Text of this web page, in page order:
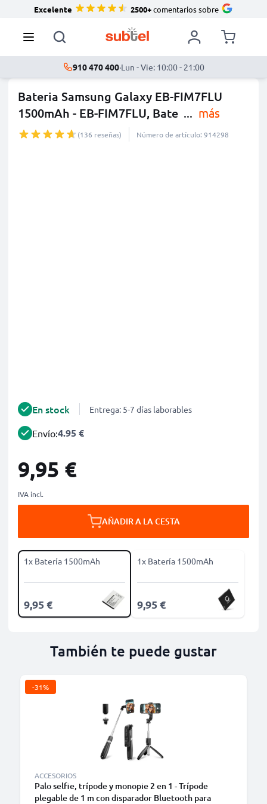
Excelente 2500+comentarios sobre
910 470 400·Lun - Vie: 10:00 - 21:00
Bateria Samsung Galaxy EB-FIM7FLU
1500mAh - EB-FIM7FLU, Bate ... más
(136 reseñas) Número de artículo: 914298
En stock Entrega: 5-7 días laborables
Envío:4.95 €
9,95 €
IVA incl.
AÑADIR A LA CESTA
1x Batería 1500mAh
9,95 €
1x Batería 1500mAh
9,95 €
También te puede gustar
-31%
ACCESORIOS
Palo selfie, trípode y monopie 2 en 1 - Trípode
plegable de 1 m con disparador Bluetooth para